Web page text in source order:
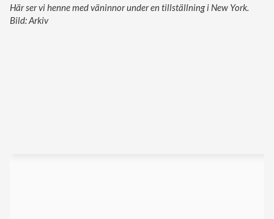
Här ser vi henne med väninnor under en tillställning i New York.
Bild: Arkiv